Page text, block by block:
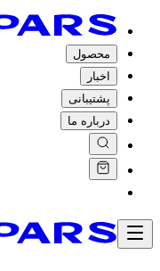
محصول
اخبار
پشتیبانی
درباره ما